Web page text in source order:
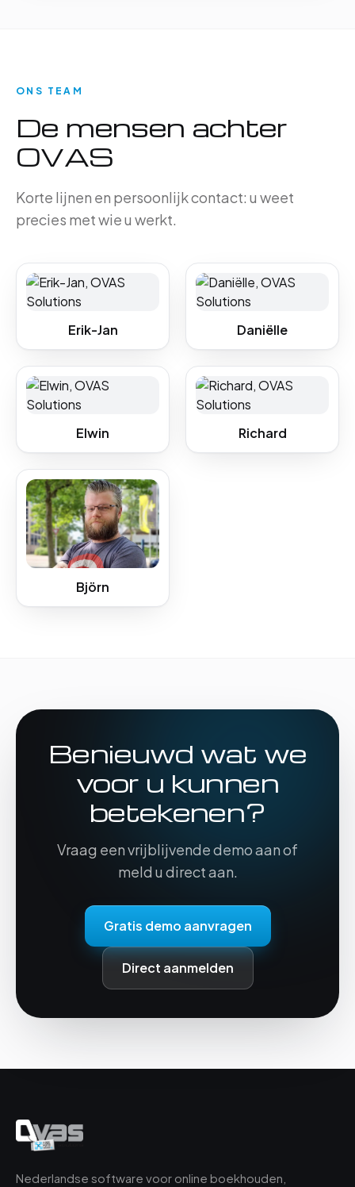
ONS TEAM
De mensen achter
OVAS
Korte lijnen en persoonlijk contact: u weet
precies met wie u werkt.
Erik-Jan Daniëlle
Elwin Richard
Björn
Benieuwd wat we
voor u kunnen
betekenen?
Vraag een vrijblijvende demo aan of
meld u direct aan.
Gratis demo aanvragen
Direct aanmelden
Nederlandse software voor online boekhouden,